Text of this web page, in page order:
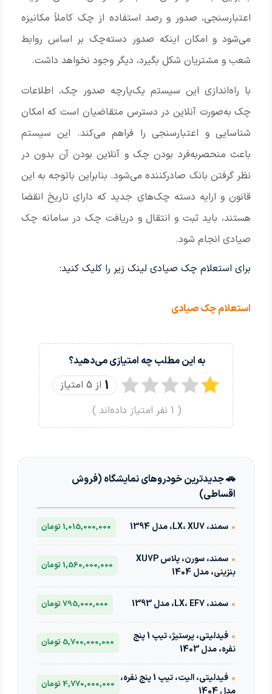
اعتبارسنجی، صدور و رصد استفاده از چک کاملاً ‏مکانیزه
می‌شود و امکان اینکه صدور دسته‌چک بر اساس روابط
شعب و مشتریان شکل بگیرد، ‏دیگر وجود نخواهد داشت.
با راه‌اندازی این سیستم یک‌پارچه صدور چک، اطلاعات
چک به‌صورت ‏آنلاین در دسترس متقاضیان است که امکان
شناسایی و اعتبارسنجی را فراهم می‌کند. این سیستم
‏باعث منحصربه‌فرد بودن چک و آنلاین بودن آن بدون در
نظر گرفتن بانک صادرکننده می‌شود‎.‎ بنابراین باتوجه به این
قانون و ارایه دسته چک‌های جدید که دارای تاریخ انقضا
هستند، باید ثبت و انتقال و دریافت چک در سامانه چک
صیادی انجام شود.
برای استعلام چک صیادی لینک زیر را کلیک کنید:
استعلام چک صیادی
به این مطلب چه امتیازی می‌دهید؟
1 از 5 امتیاز
(
1 نفر امتیاز داده‌اند )
🚗 جدیدترین خودروهای نمایشگاه (فروش
اقساطی)
• سمند، LX، XU7، مدل 1394 1,015,000,000 تومان
•
سمند، سورن، پلاس XU7P
بنزینی، مدل 1404
1,560,000,000 تومان
• سمند، LX، EF7، مدل 1393 795,000,000 تومان
•
فیدلیتی، پرستیژ، تیپ 1 پنج
نفره، مدل 1403
5,700,000,000 تومان
•
فیدلیتی، الیت، تیپ 1 پنج نفره،
مدل 1404
4,770,000,000 تومان